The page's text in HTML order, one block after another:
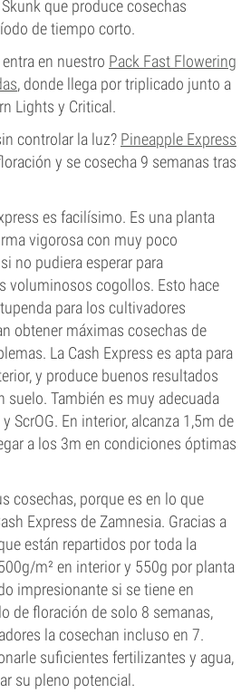
que produce cosechas
de tiempo corto.
en nuestro Pack Fast Flowering
, donde llega por triplicado junto a
Lights y Critical.
controlar la luz? Pineapple Express
y se cosecha 9 semanas tras
es facilísimo. Es una planta
vigorosa con muy poco
no pudiera esperar para
voluminosos cogollos. Esto hace
para los cultivadores
obtener máximas cosechas de
La Cash Express es apta para
y produce buenos resultados
suelo. También es muy adecuada
ScrOG. En interior, alcanza 1,5m de
a los 3m en condiciones óptimas
cosechas, porque es en lo que
Express de Zamnesia. Gracias a
están repartidos por toda la
m² en interior y 550g por planta
impresionante si se tiene en
de floración de solo 8 semanas,
la cosechan incluso en 7.
suficientes fertilizantes y agua,
su pleno potencial.